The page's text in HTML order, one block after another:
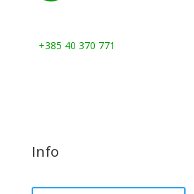
+385 40 370 771
Info